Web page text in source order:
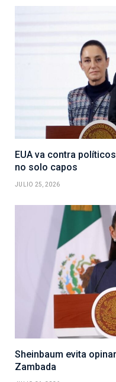
EUA va contra
no solo capos
JULIO 25, 2026
Sheinbaum evita
Zambada